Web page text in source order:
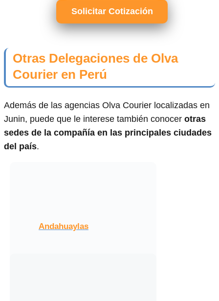
Solicitar Cotización
Otras Delegaciones de Olva
Courier en Perú
Además de las agencias Olva Courier localizadas en
Junin, puede que le interese también conocer otras
sedes de la compañía en las principales ciudades
del país.
Andahuaylas